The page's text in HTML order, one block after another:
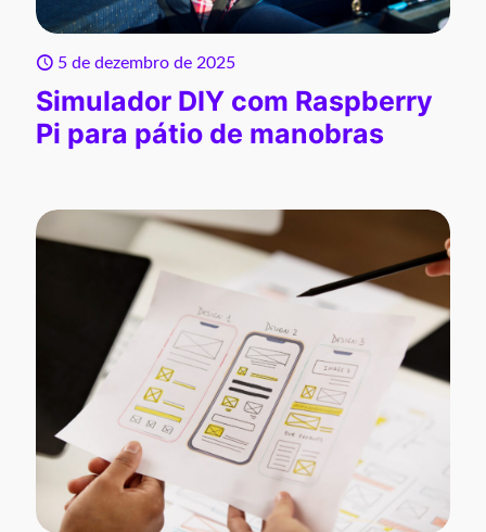
5 de dezembro de 2025
Simulador DIY com Raspberry
Pi para pátio de manobras